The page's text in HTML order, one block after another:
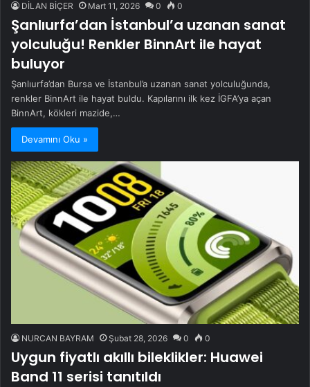
DİLAN BİÇER Mart 11, 2026 0 0
Şanlıurfa’dan İstanbul’a uzanan sanat
yolculuğu! Renkler BinnArt ile hayat
buluyor
Şanlıurfa’dan Bursa ve İstanbul’a uzanan sanat yolculuğunda,
renkler BinnArt ile hayat buldu. Kapılarını ilk kez İGFA’ya açan
BinnArt, kökleri mazide,…
Devamını Oku »
NURCAN BAYRAM Şubat 28, 2026 0 0
Uygun fiyatlı akıllı bileklikler: Huawei
Band 11 serisi tanıtıldı